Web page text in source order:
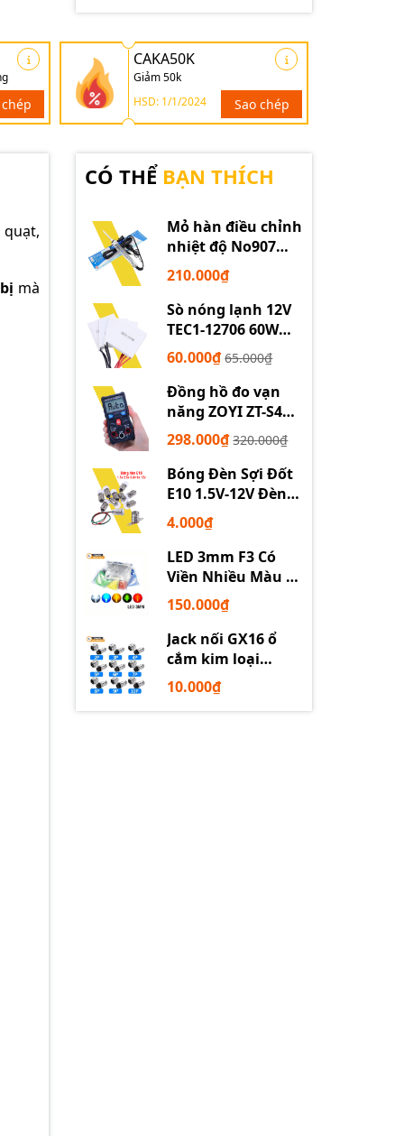
CAKA50K
Giảm 50k
HSD: 1/1/2024
Sao chép
mà
CÓ THỂ BẠN THÍCH
Mỏ hàn điều chỉnh
nhiệt độ No907
60W 220V loại tốt
210.000₫
Sò nóng lạnh 12V
TEC1-12706 60W
12710 100W 12715
150W
60.000₫ 65.000₫
Đồng hồ đo vạn
năng ZOYI ZT-S4
tự động
298.000₫ 320.000₫
Bóng Đèn Sợi Đốt
E10 1.5V-12V Đèn
Thí Nghiệm STEM
4.000₫
LED 3mm F3 Có
Viền Nhiều Màu –
Trắng Đỏ Xanh
Dương Lục Vàng
150.000₫
Jack nối GX16 ổ
cắm kim loại
2/3/4/5/6P chuyên
dụng
10.000₫